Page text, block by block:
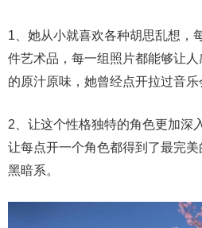
1、她从小就喜欢各种胡思乱想，
件艺术品，每一组照片都能够让
的原汁原味，她曾经点开拉过音乐
2、让这个性格独特的角色更加深
让每点开一个角色都得到了最完
黑暗系。